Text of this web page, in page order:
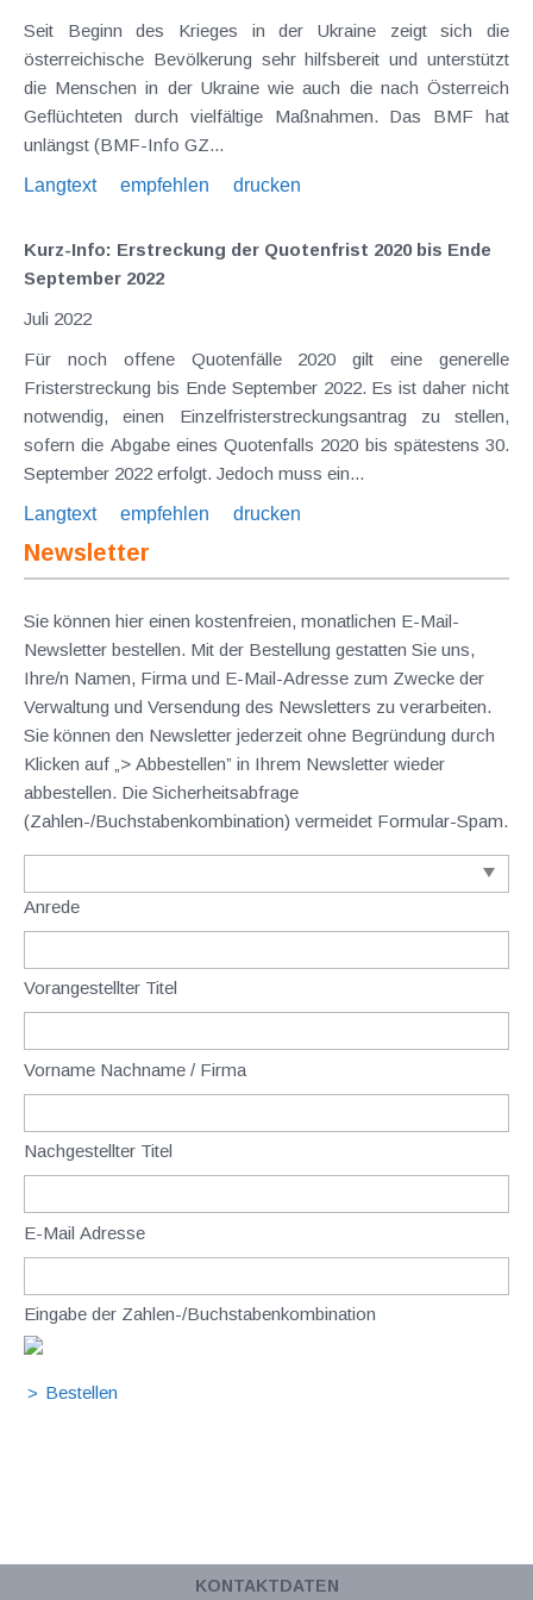
Seit Beginn des Krieges in der Ukraine zeigt sich die
österreichische Bevölkerung sehr hilfsbereit und unterstützt
die Menschen in der Ukraine wie auch die nach Österreich
Geflüchteten durch vielfältige Maßnahmen. Das BMF hat
unlängst (BMF-Info GZ...
Langtext
empfehlen drucken
Kurz-Info: Erstreckung der Quotenfrist 2020 bis Ende
September 2022
Juli 2022
Für noch offene Quotenfälle 2020 gilt eine generelle
Fristerstreckung bis Ende September 2022. Es ist daher nicht
notwendig, einen Einzelfristerstreckungsantrag zu stellen,
sofern die Abgabe eines Quotenfalls 2020 bis spätestens 30.
September 2022 erfolgt. Jedoch muss ein...
Langtext
empfehlen drucken
Newsletter
Sie können hier einen kostenfreien, monatlichen E-Mail-
Newsletter bestellen. Mit der Bestellung gestatten Sie uns,
Ihre/n Namen, Firma und E-Mail-Adresse zum Zwecke der
Verwaltung und Versendung des Newsletters zu verarbeiten.
Sie können den Newsletter jederzeit ohne Begründung durch
Klicken auf „> Abbestellen” in Ihrem Newsletter wieder
abbestellen. Die Sicherheitsabfrage
(Zahlen-/Buchstabenkombination) vermeidet Formular-Spam.
Anrede
Vorangestellter Titel
Vorname Nachname / Firma
Nachgestellter Titel
E-Mail Adresse
Eingabe der Zahlen-/Buchstabenkombination
KONTAKTDATEN